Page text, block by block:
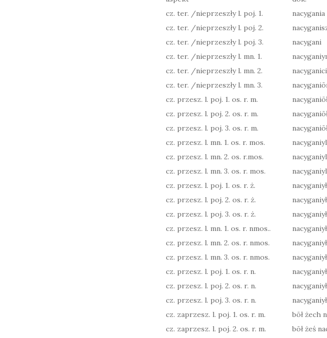
cz. ter. /nieprzeszły l. poj. 1.
nacygania
cz. ter. /nieprzeszły l. poj. 2.
cz. ter. /nieprzeszły l. poj. 3.
nacygani
cz. ter. /nieprzeszły l. mn. 1.
cz. ter. /nieprzeszły l. mn. 2.
cz. ter. /nieprzeszły l. mn. 3.
cz. przesz. l. poj. 1. os. r. m.
cz. przesz. l. poj. 2. os. r. m.
cz. przesz. l. poj. 3. os. r. m.
cz. przesz. l. mn. 1. os. r. mos.
cz. przesz. l. mn. 2. os. r.mos.
cz. przesz. l. mn. 3. os. r. mos.
cz. przesz. l. poj. 1. os. r. ż.
cz. przesz. l. poj. 2. os. r. ż.
cz. przesz. l. poj. 3. os. r. ż.
cz. przesz. l. mn. 1. os. r. nmos..
cz. przesz. l. mn. 2. os. r. nmos.
cz. przesz. l. mn. 3. os. r. nmos.
cz. przesz. l. poj. 1. os. r. n.
cz. przesz. l. poj. 2. os. r. n.
cz. przesz. l. poj. 3. os. r. n.
cz. zaprzesz. l. poj. 1. os. r. m.
bōł żech
cz. zaprzesz. l. poj. 2. os. r. m.
bōł żeś